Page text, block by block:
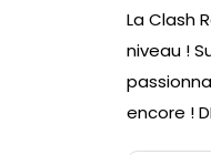
La Clash
niveau !
encore !